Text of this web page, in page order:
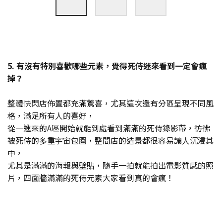
5. 有沒有特別喜歡哪些元素，覺得死侍迷來看到一定會瘋
掉？
整體快閃店佈置都充滿驚喜，尤其這次還有分區呈現不同風
格，滿足所有人的喜好，
從一進來的A區開始就能到處看到滿滿的死侍錄影帶，彷彿
被死侍的多重宇宙包圍，整間店的造景都很容易讓人沉浸其
中，
尤其是滿滿的海報與壁貼，隨手一拍就能拍出電影質感的照
片，四面牆滿滿的死侍元素大家看到真的會瘋！